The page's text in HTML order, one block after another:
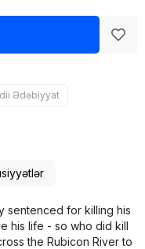
Ədəbiyyat
sentenced for killing his
his life - so who did kill
the Rubicon River to